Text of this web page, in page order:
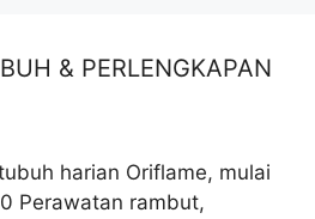
& PERLENGKAPAN
harian Oriflame, mulai
Perawatan rambut,